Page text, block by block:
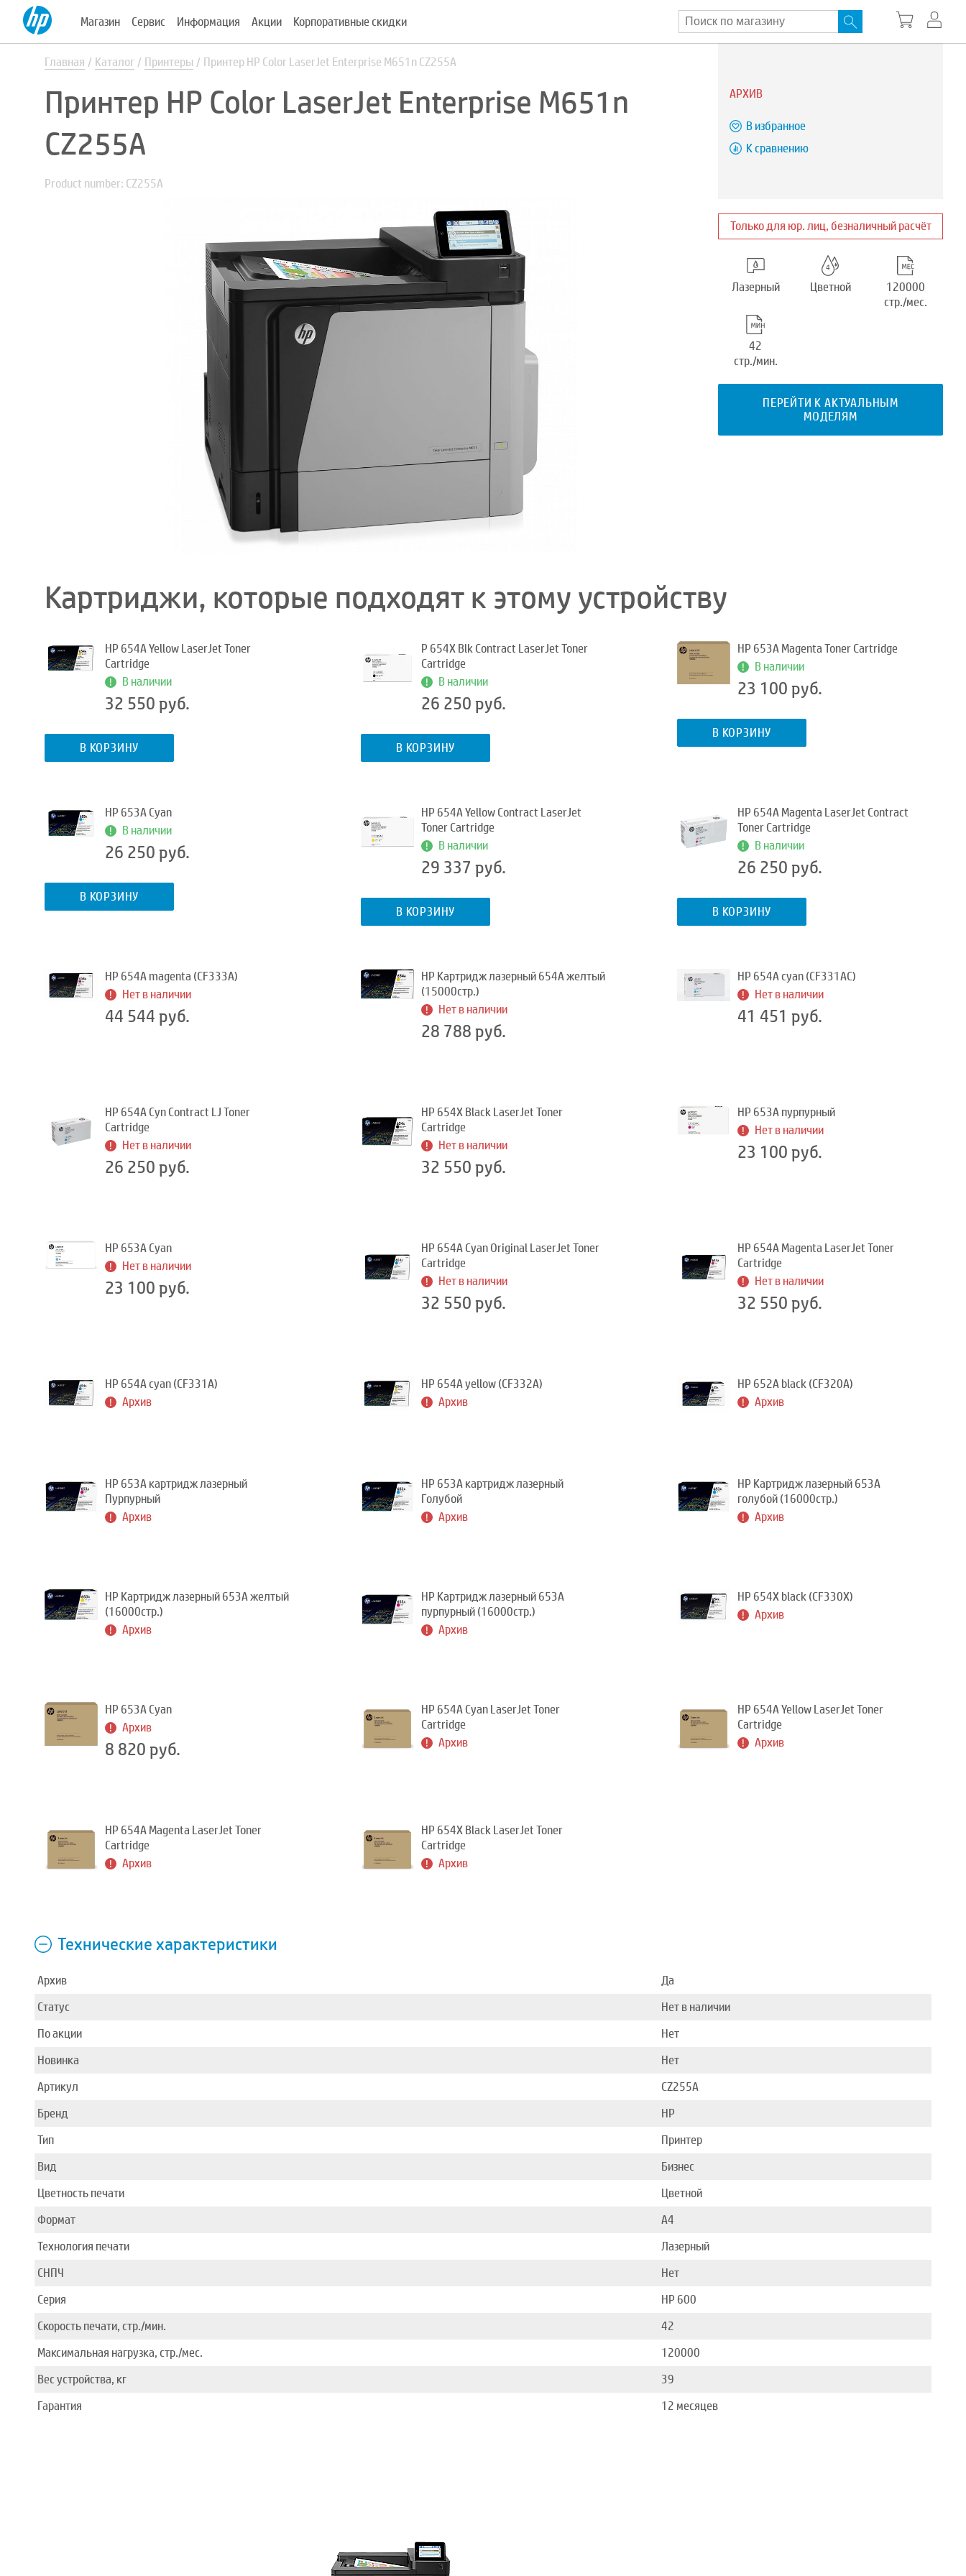
Магазин Сервис Информация Акции Корпоративные скидки
Главная Каталог Принтеры Принтер HP Color LaserJet Enterprise M651n CZ255A
Принтер HP Color LaserJet Enterprise M651n
CZ255A
Product number: CZ255A
АРХИВ
В избранное
К сравнению
Только для юр. лиц, безналичный расчёт
Лазерный Цветной
120000
стр./мес.
42
стр./мин.
ПЕРЕЙТИ К АКТУАЛЬНЫМ
МОДЕЛЯМ
Картриджи, которые подходят к этому устройству
HP 654A Yellow LaserJet Toner
Cartridge
В наличии
32 550 руб.
В КОРЗИНУ
P 654X Blk Contract LaserJet Toner
Cartridge
В наличии
26 250 руб.
В КОРЗИНУ
HP 653A Magenta Toner Cartridge
В наличии
23 100 руб.
В КОРЗИНУ
HP 653A Cyan
В наличии
26 250 руб.
В КОРЗИНУ
HP 654A Yellow Contract LaserJet
Toner Cartridge
В наличии
29 337 руб.
В КОРЗИНУ
HP 654A Magenta LaserJet Contract
Toner Cartridge
В наличии
26 250 руб.
В КОРЗИНУ
HP 654A magenta (CF333A)
Нет в наличии
44 544 руб.
HP Картридж лазерный 654A желтый
(15000стр.)
Нет в наличии
28 788 руб.
HP 654A cyan (CF331AC)
Нет в наличии
41 451 руб.
HP 654A Cyn Contract LJ Toner
Cartridge
Нет в наличии
26 250 руб.
HP 654X Black LaserJet Toner
Cartridge
Нет в наличии
32 550 руб.
HP 653A пурпурный
Нет в наличии
23 100 руб.
HP 653A Cyan
Нет в наличии
23 100 руб.
HP 654A Cyan Original LaserJet Toner
Cartridge
Нет в наличии
32 550 руб.
HP 654A Magenta LaserJet Toner
Cartridge
Нет в наличии
32 550 руб.
HP 654A cyan (CF331A)
Архив
HP 654A yellow (CF332A)
Архив
HP 652A black (CF320A)
Архив
HP 653A картридж лазерный
Пурпурный
Архив
HP 653A картридж лазерный
Голубой
Архив
HP Картридж лазерный 653A
голубой (16000стр.)
Архив
HP Картридж лазерный 653A желтый
(16000стр.)
Архив
HP Картридж лазерный 653A
пурпурный (16000стр.)
Архив
HP 654X black (CF330X)
Архив
HP 653A Сyan
Архив
8 820 руб.
HP 654A Cyan LaserJet Toner
Cartridge
Архив
HP 654A Yellow LaserJet Toner
Cartridge
Архив
HP 654A Magenta LaserJet Toner
Cartridge
Архив
HP 654X Black LaserJet Toner
Cartridge
Архив
Технические характеристики
Архив
Да
Статус
Нет в наличии
По акции
Нет
Новинка
Нет
Артикул
CZ255A
Бренд
HP
Тип
Принтер
Вид
Бизнес
Цветность печати
Цветной
Формат
A4
Технология печати
Лазерный
СНПЧ
Нет
Серия
HP 600
Скорость печати, стр./мин.
42
Максимальная нагрузка, стр./мес.
120000
Вес устройства, кг
39
Гарантия
12 месяцев